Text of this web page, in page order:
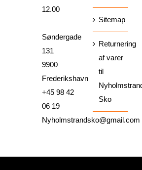
12.00
Søndergade
131
9900
Frederikshavn
+45 98 42
06 19
Nyholmstrandsko@gmail.com
Sitemap
Returnering
af varer
til
Sko